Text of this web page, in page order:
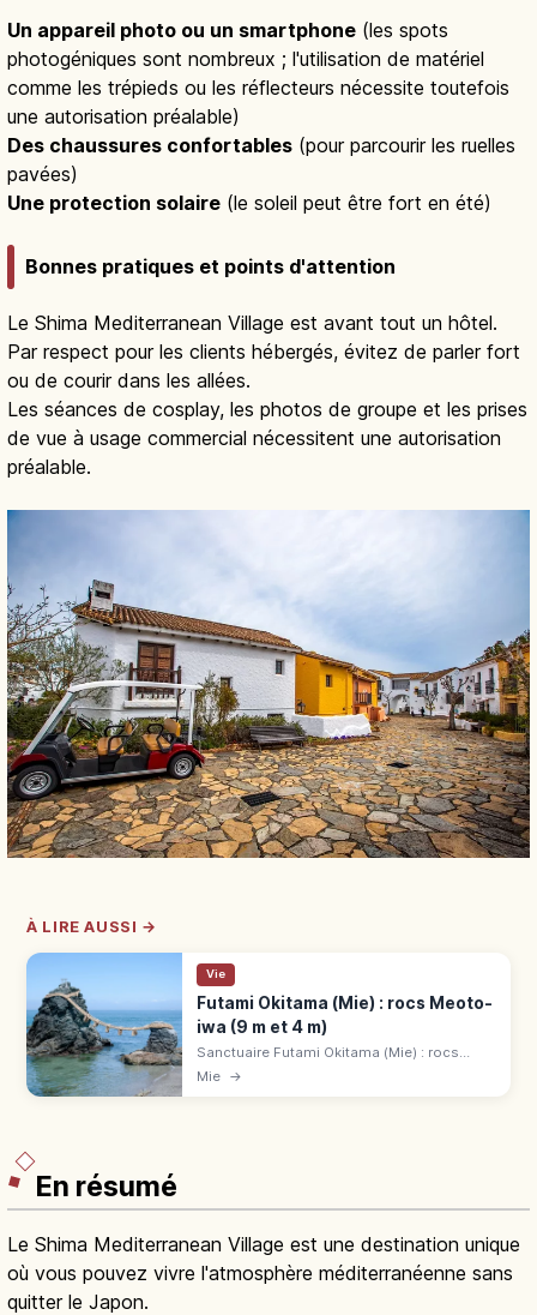
Un appareil photo ou un smartphone (les spots
photogéniques sont nombreux ; l'utilisation de matériel
comme les trépieds ou les réflecteurs nécessite toutefois
une autorisation préalable)
Des chaussures confortables (pour parcourir les ruelles
pavées)
Une protection solaire (le soleil peut être fort en été)
Bonnes pratiques et points d'attention
Le Shima Mediterranean Village est avant tout un hôtel.
Par respect pour les clients hébergés, évitez de parler fort
ou de courir dans les allées.
Les séances de cosplay, les photos de groupe et les prises
de vue à usage commercial nécessitent une autorisation
préalable.
À LIRE AUSSI →
Vie
Futami Okitama (Mie) : rocs Meoto-
iwa (9 m et 4 m)
Sanctuaire Futami Okitama (Mie) : rocs
Meoto-iwa (9 m et 4 m), purification avant
Mie →
En résumé
Le Shima Mediterranean Village est une destination unique
où vous pouvez vivre l'atmosphère méditerranéenne sans
quitter le Japon.